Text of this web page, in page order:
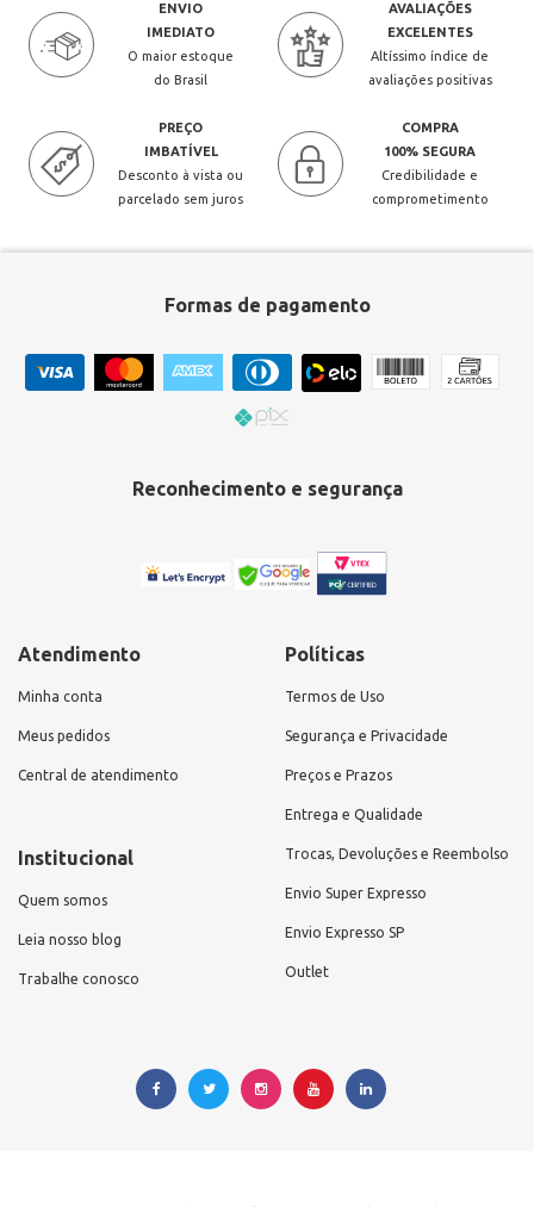
ENVIO
IMEDIATO
O maior estoque
do Brasil
AVALIAÇÕES
EXCELENTES
Altíssimo índice de
avaliações positivas
PREÇO
IMBATÍVEL
Desconto à vista ou
parcelado sem juros
COMPRA
100% SEGURA
Credibilidade e
comprometimento
Formas de pagamento
Reconhecimento e segurança
Atendimento
Minha conta
Meus pedidos
Central de atendimento
Institucional
Quem somos
Leia nosso blog
Trabalhe conosco
Políticas
Termos de Uso
Segurança e Privacidade
Preços e Prazos
Entrega e Qualidade
Trocas, Devoluções e Reembolso
Envio Super Expresso
Envio Expresso SP
Outlet